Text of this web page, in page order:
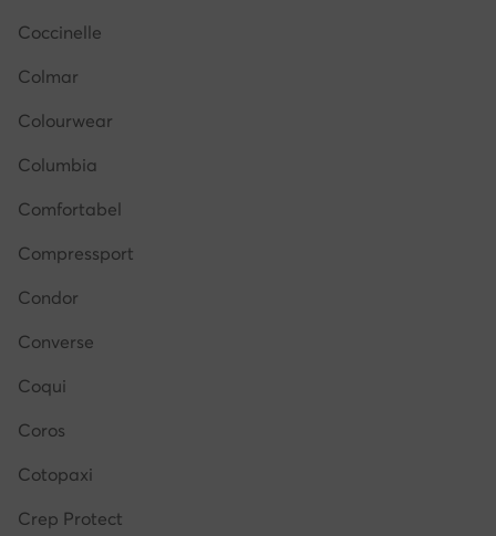
Coccinelle
Colmar
Colourwear
Columbia
Comfortabel
Compressport
Condor
Converse
Coqui
Coros
Cotopaxi
Crep Protect